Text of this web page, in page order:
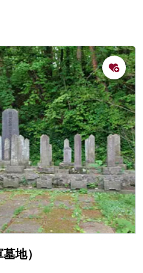
（昭和57）年10月に設置。
地）